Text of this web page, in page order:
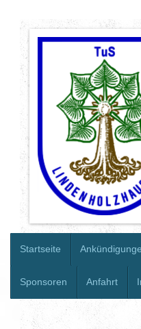
Startseite
Sponsoren Anfahrt